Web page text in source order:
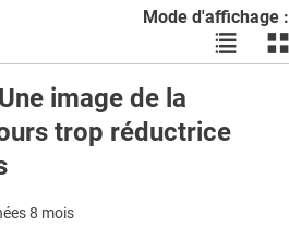
Mode d'affichage :
Voir
les
liste
les
image de la
trop réductrice
8 mois